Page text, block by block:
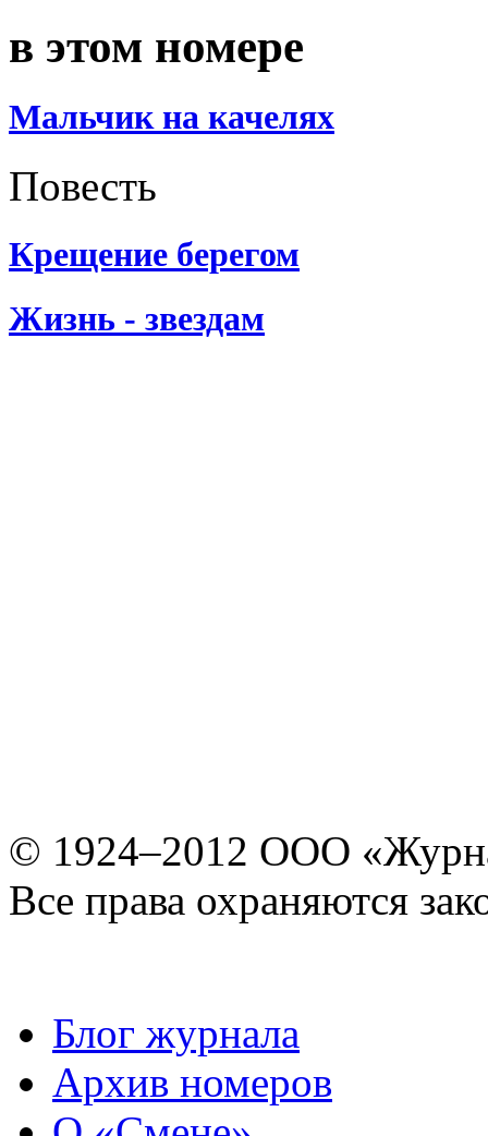
в этом номере
Мальчик на качелях
Повесть
Крещение берегом
Жизнь - звездам
© 1924–2012 ООО
Все права охраняются
Блог журнала
Архив номеров